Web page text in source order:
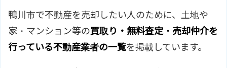
鴨川市で不動産を売却したい人のために、土地や
家・マンション等の買取り・無料査定・売却仲介を
行っている不動産業者の一覧を掲載しています。